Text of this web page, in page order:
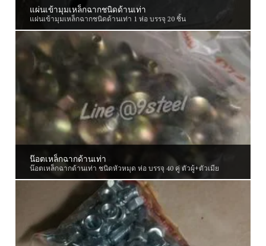
แผ่นเข้ามุมเหล็กฉากชนิดด้านเท่า
แผ่นเข้ามุมเหล็กฉากชนิดด้านเท่า 1 ห่อ บรรจุ 20 ชิ้น
น๊อตเหล็กฉากด้านเท่า
น๊อตเหล็กฉากด้านเท่า ชนิดหัวหมุด ห่อ บรรจุ 40 คู่ ตัวผู้+ตัวเมีย